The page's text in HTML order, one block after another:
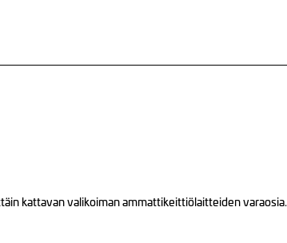
kattavan valikoiman ammattikeittiölaitteiden varaosia.